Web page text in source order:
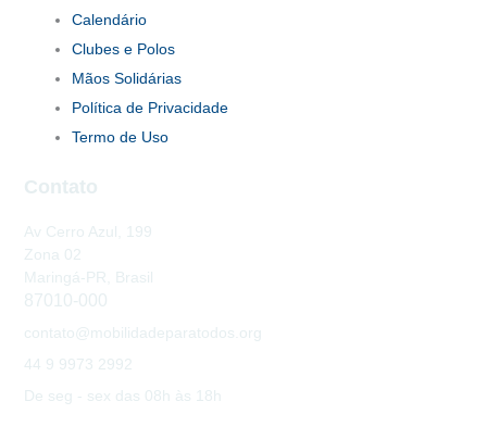
Calendário
Clubes e Polos
Mãos Solidárias
Política de Privacidade
Termo de Uso
Contato
Av Cerro Azul, 199
Zona 02
Maringá-PR, Brasil
87010-000
contato@mobilidadeparatodos.org
44 9 9973 2992
De seg - sex das 08h às 18h